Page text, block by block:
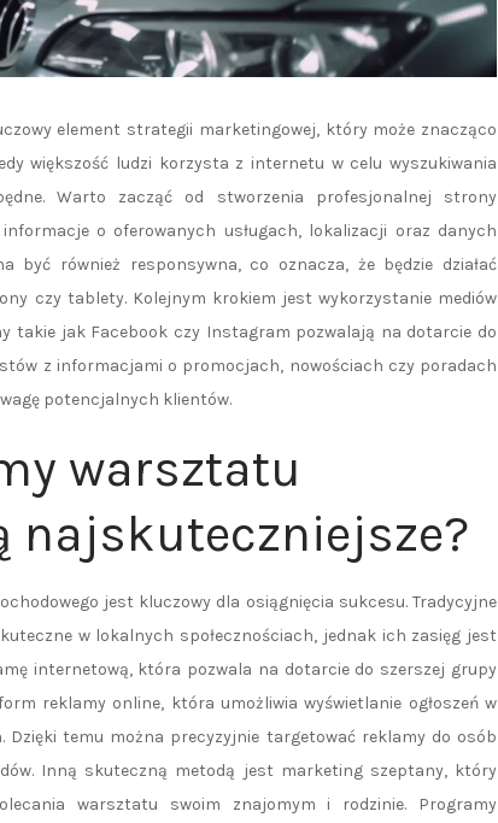
element strategii marketingowej, który może znacząco
większość ludzi korzysta z internetu w celu wyszukiwania
Warto zacząć od stworzenia profesjonalnej strony
o oferowanych usługach, lokalizacji oraz danych
być również responsywna, co oznacza, że będzie działać
czy tablety. Kolejnym krokiem jest wykorzystanie mediów
takie jak Facebook czy Instagram pozwalają na dotarcie do
z informacjami o promocjach, nowościach czy poradach
potencjalnych klientów.
warsztatu
najskuteczniejsze?
jest kluczowy dla osiągnięcia sukcesu. Tradycyjne
w lokalnych społecznościach, jednak ich zasięg jest
internetową, która pozwala na dotarcie do szerszej grupy
reklamy online, która umożliwia wyświetlanie ogłoszeń w
temu można precyzyjnie targetować reklamy do osób
Inną skuteczną metodą jest marketing szeptany, który
warsztatu swoim znajomym i rodzinie. Programy